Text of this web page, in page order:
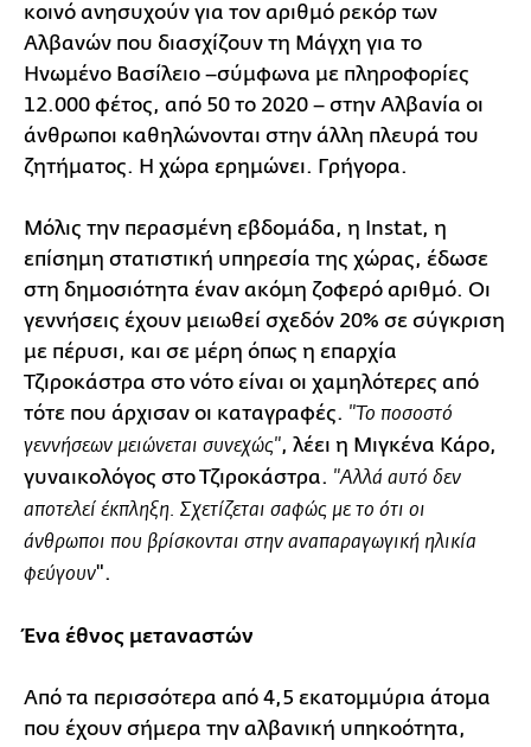
κοινό ανησυχούν για τον αριθμό ρεκόρ των
Αλβανών που διασχίζουν τη Μάγχη για το
Ηνωμένο Βασίλειο –σύμφωνα με πληροφορίες
12.000 φέτος, από 50 το 2020 – στην Αλβανία οι
άνθρωποι καθηλώνονται στην άλλη πλευρά του
ζητήματος. Η χώρα ερημώνει. Γρήγορα.
Μόλις την περασμένη εβδομάδα, η Instat, η
επίσημη στατιστική υπηρεσία της χώρας, έδωσε
στη δημοσιότητα έναν ακόμη ζοφερό αριθμό. Οι
γεννήσεις έχουν μειωθεί σχεδόν 20% σε σύγκριση
με πέρυσι, και σε μέρη όπως η επαρχία
Τζιροκάστρα στο νότο είναι οι χαμηλότερες από
τότε που άρχισαν οι καταγραφές. "Το ποσοστό
γεννήσεων μειώνεται συνεχώς", λέει η Μιγκένα Κάρο,
γυναικολόγος στο Τζιροκάστρα. "Αλλά αυτό δεν
αποτελεί έκπληξη. Σχετίζεται σαφώς με το ότι οι
άνθρωποι που βρίσκονται στην αναπαραγωγική ηλικία
φεύγουν".
Ένα έθνος μεταναστών
Από τα περισσότερα από 4,5 εκατομμύρια άτομα
που έχουν σήμερα την αλβανική υπηκοότητα,